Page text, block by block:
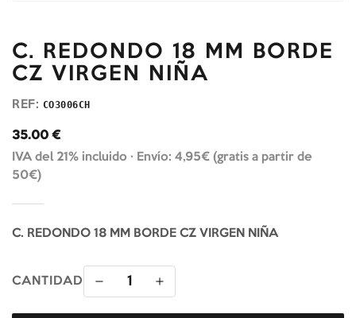
C. REDONDO 18 MM BORDE
CZ VIRGEN NIÑA
REF: CO3006CH
35.00 €
IVA del 21% incluido · Envío: 4,95€ (gratis a partir de
50€)
C. REDONDO 18 MM BORDE CZ VIRGEN NIÑA
CANTIDAD 1